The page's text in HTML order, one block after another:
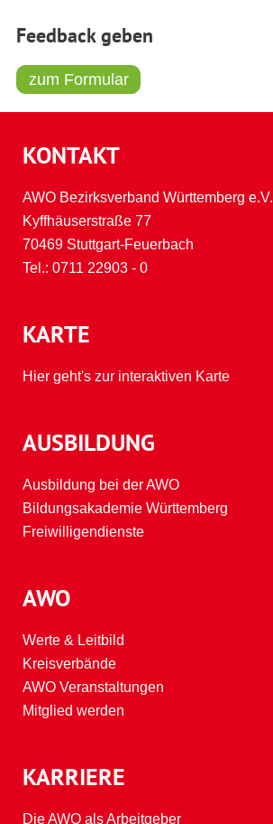
Feedback geben
zum Formular
AUSBILDUNG
Ausbildung bei der AWO
Bildungsakademie Württemberg
Freiwilligendienste
AWO
Werte & Leitbild
Kreisverbände
AWO Veranstaltungen
Mitglied werden
KONTAKT
AWO Bezirksverband Württemberg e.V.
Kyffhäuserstraße 77
70469 Stuttgart-Feuerbach
Tel.: 0711 22903 - 0
KARRIERE
Die AWO als Arbeitgeber
KARTE
Hier geht's zur interaktiven Karte